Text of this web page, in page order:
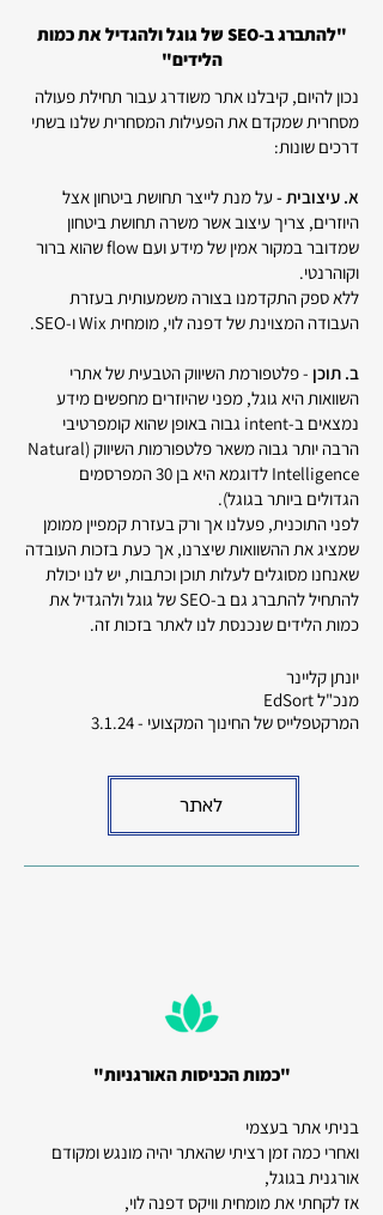
"להתברג ב-SEO של גוגל ולהגדיל את כמות
הלידים"
נכון להיום, קיבלנו אתר משודרג עבור תחילת פעולה
מסחרית שמקדם את הפעילות המסחרית שלנו בשתי
דרכים שונות:
א. עיצובית -על מנת לייצר תחושת ביטחון אצל
היוזרים, צריך עיצוב אשר משרה תחושת ביטחון
שמדובר במקור אמין של מידע ועם flow שהוא ברור
וקוהרנטי.
ללא ספק התקדמנו בצורה משמעותית בעזרת
העבודה המצוינת של דפנה לוי, מומחית Wix ו-SEO.
ב. תוכן - פלטפורמת השיווק הטבעית של אתרי
השוואות היא גוגל, מפני שהיוזרים מחפשים מידע
נמצאים ב-intent גבוה באופן שהוא קומפרטיבי
הרבה יותר גבוה משאר פלטפורמות השיווק (Natural
Intelligence לדוגמא היא בן 30 המפרסמים
הגדולים ביותר בגוגל).
לפני התוכנית, פעלנו אך ורק בעזרת קמפיין ממומן
שמציג את ההשוואות שיצרנו, אך כעת בזכות העובדה
שאנחנו מסוגלים לעלות תוכן וכתבות, יש לנו יכולת
להתחיל להתברג גם ב-SEO של גוגל ולהגדיל את
כמות הלידים שנכנסת לנו לאתר בזכות זה.
יונתן קליינר
מנכ"ל EdSort
המרקטפלייס של החינוך המקצועי - 3.1.24
לאתר
"כמות הכניסות האורגניות"
בניתי אתר בעצמי
ואחרי כמה זמן רציתי שהאתר יהיה מונגש ומקודם
אורגנית בגוגל,
אז לקחתי את מומחית וויקס דפנה לוי,